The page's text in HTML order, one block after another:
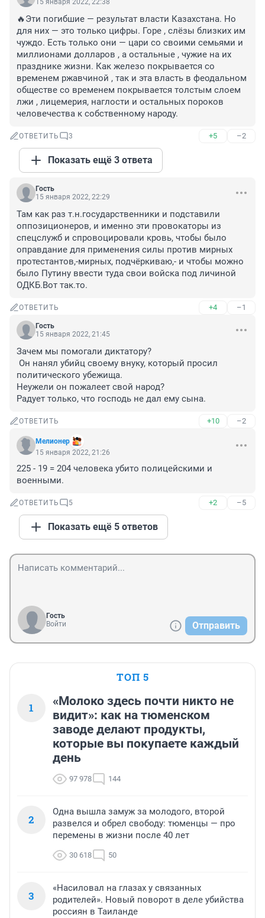
15 января 2022, 22:38
🔥Эти погибшие — результат власти Казахстана. Но
для них — это только цифры. Горе , слёзы близких им
чуждо. Есть только они — цари со своими семьями и
миллионами долларов , а остальные , чужие на их
празднике жизни. Как железо покрывается со
временем ржавчиной , так и эта власть в феодальном
обществе со временем покрывается толстым слоем
лжи , лицемерия, наглости и остальных пороков
человечества к собственному народу.
ОТВЕТИТЬ 3 +5 –2
Показать ещё 3 ответа
Гость
15 января 2022, 22:29
Там как раз т.н.государственники и подставили
оппозиционеров, и именно эти провокаторы из
спецслужб и спровоцировали кровь, чтобы было
оправдание для применения силы против мирных
протестантов,-мирных, подчёркиваю,- и чтобы можно
было Путину ввести туда свои войска под личиной
ОДКБ.Вот так.то.
ОТВЕТИТЬ +4 –1
Гость
15 января 2022, 21:45
Зачем мы помогали диктатору?
Он нанял убийц своему внуку, который просил
политического убежища.
Неужели он пожалеет свой народ?
Радует только, что господь не дал ему сына.
ОТВЕТИТЬ +10 –2
Мелионер
15 января 2022, 21:26
225 - 19 = 204 человека убито полицейскими и
военными.
ОТВЕТИТЬ 5 +2 –5
Показать ещё 5 ответов
Гость
Войти
Отправить
ТОП 5
1
«Молоко здесь почти никто не
видит»: как на тюменском
заводе делают продукты,
которые вы покупаете каждый
день
97 978 144
2
Одна вышла замуж за молодого, второй
развелся и обрел свободу: тюменцы — про
перемены в жизни после 40 лет
30 618 50
3
«Насиловал на глазах у связанных
родителей». Новый поворот в деле убийства
россиян в Таиланде